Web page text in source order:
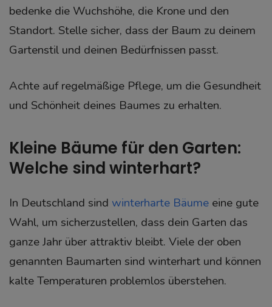
bedenke die Wuchshöhe, die Krone und den
Standort. Stelle sicher, dass der Baum zu deinem
Gartenstil und deinen Bedürfnissen passt.
Achte auf regelmäßige Pflege, um die Gesundheit
und Schönheit deines Baumes zu erhalten.
Kleine Bäume für den Garten:
Welche sind winterhart?
In Deutschland sind winterharte Bäume eine gute
Wahl, um sicherzustellen, dass dein Garten das
ganze Jahr über attraktiv bleibt. Viele der oben
genannten Baumarten sind winterhart und können
kalte Temperaturen problemlos überstehen.